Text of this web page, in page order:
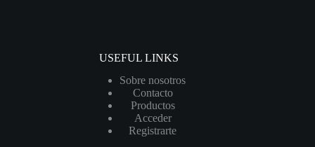
USEFUL LINKS
Sobre nosotros
Contacto
Productos
Acceder
Registrarte